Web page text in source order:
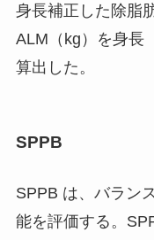
身長補正した除脂
ALM（kg）を身長
算出した。
SPPB
SPPB は、バラン
能を評価する。